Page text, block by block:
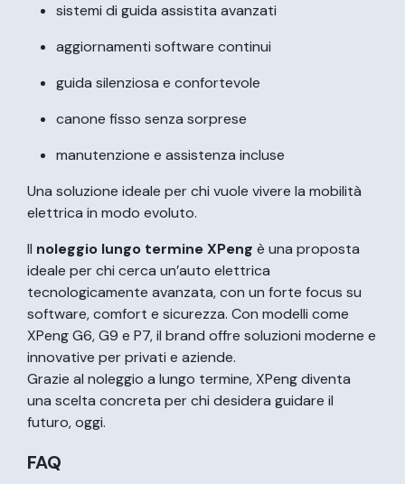
sistemi di guida assistita avanzati
aggiornamenti software continui
guida silenziosa e confortevole
canone fisso senza sorprese
manutenzione e assistenza incluse
Una soluzione ideale per chi vuole vivere la mobilità
elettrica in modo evoluto.
Il noleggio lungo termine XPeng è una proposta
ideale per chi cerca un’auto elettrica
tecnologicamente avanzata, con un forte focus su
software, comfort e sicurezza. Con modelli come
XPeng G6, G9 e P7, il brand offre soluzioni moderne e
innovative per privati e aziende.
Grazie al noleggio a lungo termine, XPeng diventa
una scelta concreta per chi desidera guidare il
futuro, oggi.
FAQ